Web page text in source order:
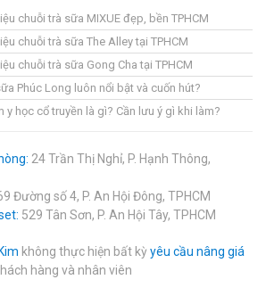
chuỗi trà sữa MIXUE đẹp, bền TPHCM
chuỗi trà sữa The Alley tại TPHCM
chuỗi trà sữa Gong Cha tại TPHCM
Phúc Long luôn nổi bật và cuốn hút?
y học cổ truyền là gì? Cần lưu ý gì khi làm?
24 Trần Thị Nghỉ, P. Hạnh Thông,
Đường số 4, P. An Hội Đông, TPHCM
529 Tân Sơn, P. An Hội Tây, TPHCM
không thực hiện bất kỳyêu cầu nâng giá
hàng và nhân viên